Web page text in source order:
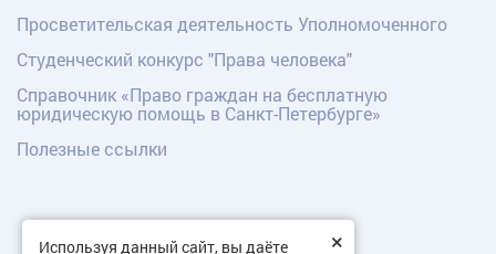
Просветительская деятельность Уполномоченного
Студенческий конкурс "Права человека"
Справочник «Право граждан на бесплатную
юридическую помощь в Санкт-Петербурге»
Полезные ссылки
×
Используя данный сайт, вы даёте